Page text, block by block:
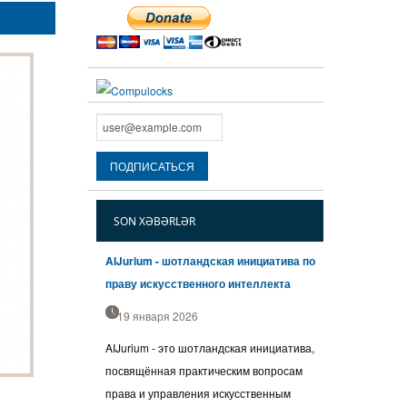
SON XƏBƏRLƏR
AIJurium - шотландская инициатива по
праву искусственного интеллекта
19 января 2026
AIJurium - это шотландская инициатива,
посвящённая практическим вопросам
права и управления искусственным